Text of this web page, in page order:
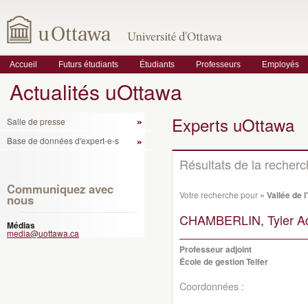
Accueil Futurs étudiants Étudiants Professeurs Employés
Actualités uOttawa
Salle de presse
Base de données d'expert-e-s
Communiquez avec
nous
Médias
media@uottawa.ca
Experts uOttawa
Résultats de la
Votre recherche pour « Vallée de
CHAMBERLIN, Tyler
Professeur adjoint
École de gestion Telfer
Coordonnées :